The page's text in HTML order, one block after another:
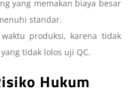
yang memakan biaya besar
standar.
produksi, karena tidak
tidak lolos uji QC.
Hukum